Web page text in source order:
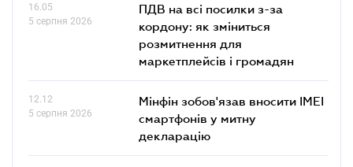
16.05
5 серпня 2026
ПДВ на всі посилки з-за
кордону: як зміниться
розмитнення для
маркетплейсів і громадян
12.12
5 серпня 2026
Мінфін зобов'язав вносити IMEI
смартфонів у митну
декларацію